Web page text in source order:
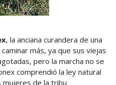
, la anciana curandera de una
más, ya que sus viejas
pero la marcha no se
comprendió la ley natural
mujeres de la tribu